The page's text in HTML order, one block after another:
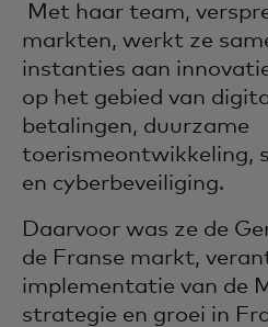
Met haar team,
markten, werkt ze
instanties aan
op het gebied van
betalingen, duurzame
toerismeontwikkeling,
en cyberbeveiliging.
Daarvoor was ze de
de Franse markt,
implementatie van de
strategie en groei in